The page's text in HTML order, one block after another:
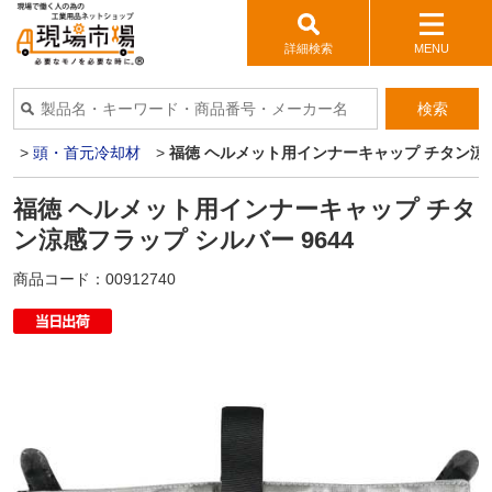
詳細検索 MENU
検索
> 頭・首元冷却材 > 福徳 ヘルメット用インナーキャップ チタン
福徳 ヘルメット用インナーキャップ チタ
ン涼感フラップ シルバー 9644
商品コード： 00912740